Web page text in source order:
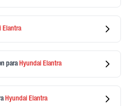
Elantra
para Hyundai Elantra
Hyundai Elantra